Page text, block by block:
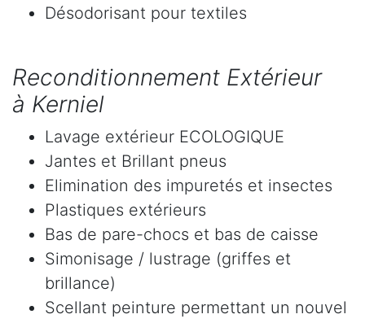
Désodorisant pour textiles
Reconditionnement Extérieur
à Kerniel
Lavage extérieur ECOLOGIQUE
Jantes et Brillant pneus
Elimination des impuretés et insectes
Plastiques extérieurs
Bas de pare-chocs et bas de caisse
Simonisage / lustrage (griffes et
brillance)
Scellant peinture permettant un nouvel